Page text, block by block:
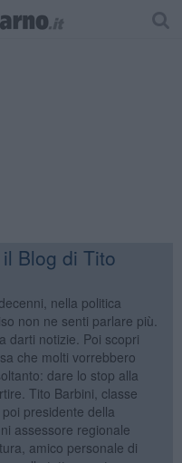
Blog di Tito
nella politica
non ne senti parlare più.
darti notizie. Poi scopri
che molti vorrebbero
dare lo stop alla
Tito Barbini, classe
presidente della
assessore regionale
amico personale di